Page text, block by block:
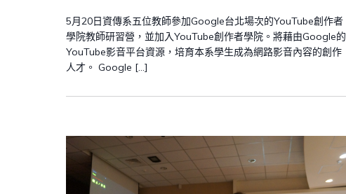
5月20日資傳系五位教師參加Google台北場次的YouTube創作者
學院教師研習營，並加入YouTube創作者學院。將藉由Google的
YouTube影音平台資源，培育本系學生成為網路影音內容的創作
人才。 Google […]